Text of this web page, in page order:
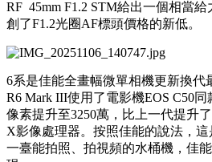
RF 45mm F1.2 STM給出一個相當給
創了F1.2光圈AF標頭價格的新低。
6系是佳能全畫幅微單相機更新換代
R6 Mark III使用了電影機EOS C50同
像素提升至3250萬，比上一代提升
X影像處理器。按照佳能的說法，
一臺能拍照、拍視頻的水桶機，佳